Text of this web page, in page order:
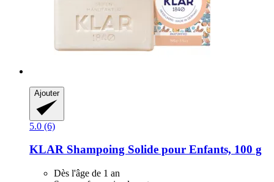
Ajouter
5.0 (6)
KLAR Shampoing Solide pour Enfants, 100 g
Dès l'âge de 1 an